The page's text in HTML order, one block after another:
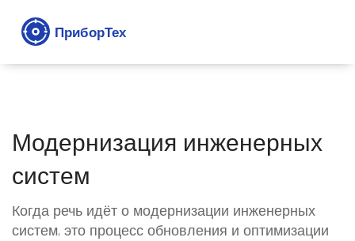
Модернизация инженерных
систем
Когда речь идёт о модернизации инженерных
систем, это процесс обновления и оптимизации